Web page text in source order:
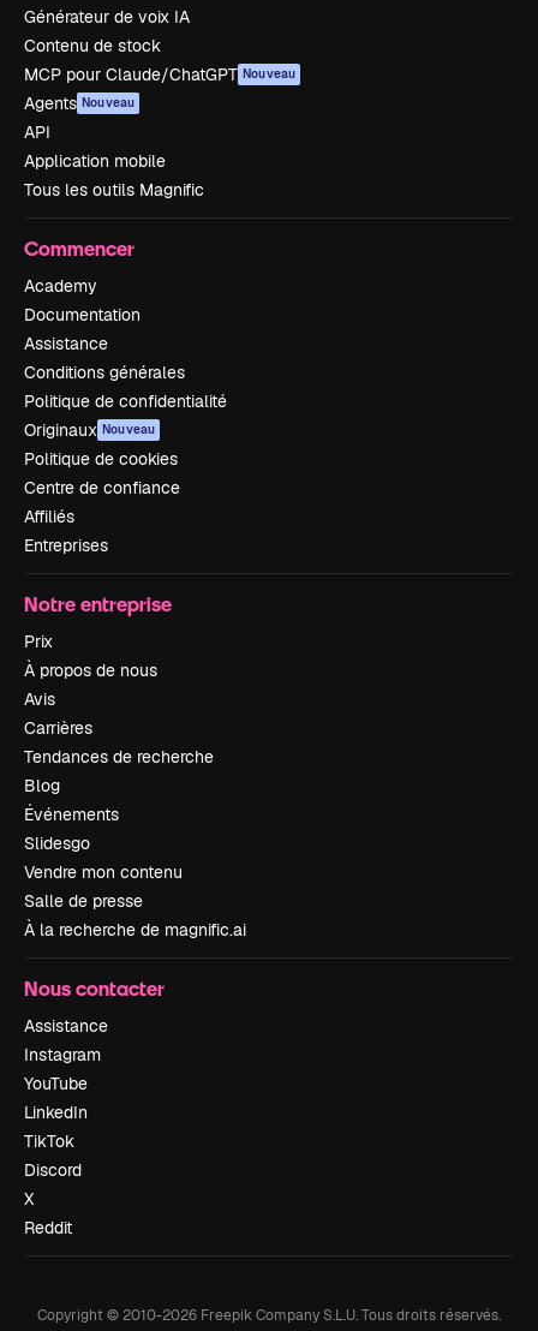
Générateur de voix IA
Contenu de stock
MCP pour Claude/ChatGPT Nouveau
Agents Nouveau
API
Application mobile
Tous les outils Magnific
Commencer
Academy
Documentation
Assistance
Conditions générales
Politique de confidentialité
Originaux Nouveau
Politique de cookies
Centre de confiance
Affiliés
Entreprises
Notre entreprise
Prix
À propos de nous
Avis
Carrières
Tendances de recherche
Blog
Événements
Slidesgo
Vendre mon contenu
Salle de presse
À la recherche de magnific.ai
Nous contacter
Assistance
Instagram
YouTube
LinkedIn
TikTok
Discord
X
Reddit
Copyright © 2010-2026 Freepik Company S.L.U.Tous droits réservés.